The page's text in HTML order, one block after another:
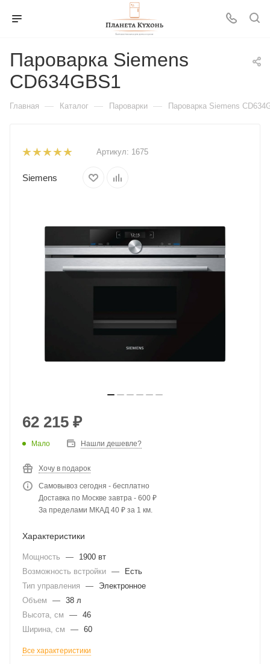
Пароварка Siemens
CD634GBS1
Главная — Каталог — Пароварки — Пароварка Siemens
Артикул: 1675
Siemens
62 215 ₽
Мало Нашли дешевле?
Хочу в подарок
Самовывоз сегодня - бесплатно
Доставка по Москве завтра - 600 ₽
За пределами МКАД 40 ₽ за 1 км.
Характеристики
Мощность —
1900 вт
Возможность встройки —
Есть
Тип управления
—
Электронное
Объем
— 38 л
Высота, см
— 46
Ширина, см
— 60
Все характеристики